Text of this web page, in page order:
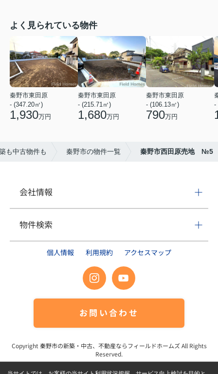
よく見られている物件
秦野市東田原
- (347.20㎡)
1,930万円
秦野市東田原
- (215.71㎡)
1,680万円
秦野市東田原
- (106.13㎡)
790万円
-
も中古物件も 秦野市の物件一覧 秦野市西田原売地 №5
会社情報
物件検索
個人情報 利用規約 アクセスマップ
お問い合わせ
Copyright 秦野市の新築・中古、不動産ならフィールドホームズAll Rights
Reserved.